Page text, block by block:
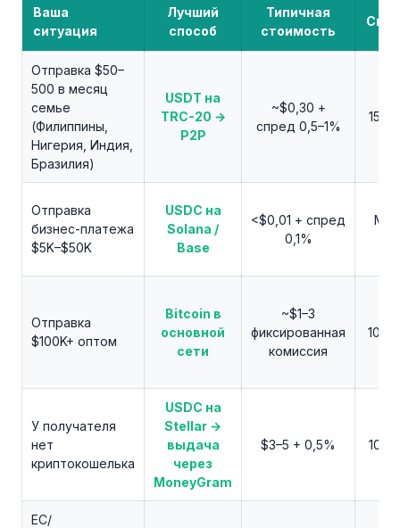
Ваша
ситуация
Лучший
способ
Типичная
стоимость
Отправка $50–
500 в месяц
семье
(Филиппины,
Нигерия, Индия,
Бразилия)
USDT на
TRC-20 →
P2P
~$0,30 +
спред 0,5–1%
Отправка
бизнес-платежа
$5K–$50K
USDC на
Solana /
Base
<$0,01 + спред
0,1%
Отправка
$100K+ оптом
Bitcoin в
основной
сети
~$1–3
фиксированная
комиссия
У получателя
нет
криптокошелька
USDC на
Stellar →
выдача
через
MoneyGram
$3–5 + 0,5%
ЕС/